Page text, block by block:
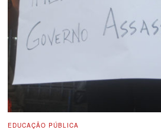
EDUCAÇÃO PÚBLICA